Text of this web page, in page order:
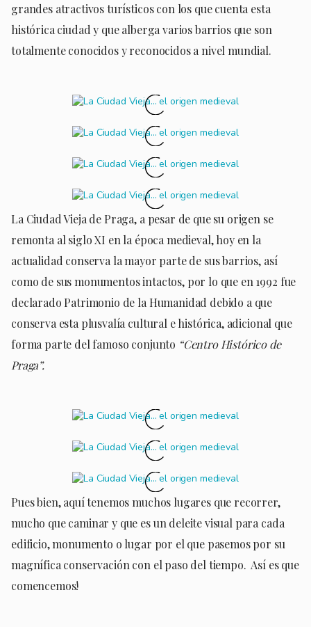
grandes atractivos turísticos con los que cuenta esta
histórica ciudad y que alberga varios barrios que son
totalmente conocidos y reconocidos a nivel mundial.
La Ciudad Vieja de Praga, a pesar de que su origen se
remonta al siglo XI en la época medieval, hoy en la
actualidad conserva la mayor parte de sus barrios, así
como de sus monumentos intactos, por lo que en 1992 fue
declarado Patrimonio de la Humanidad debido a que
conserva esta plusvalía cultural e histórica, adicional que
forma parte del famoso conjunto “Centro Histórico de
Praga”.
Pues bien, aquí tenemos muchos lugares que recorrer,
mucho que caminar y que es un deleite visual para cada
edificio, monumento o lugar por el que pasemos por su
magnífica conservación con el paso del tiempo. Así es que
comencemos!